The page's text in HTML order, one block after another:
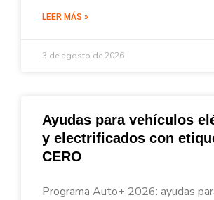
LEER MÁS »
3 de agosto de 2026
Ayudas para vehículos
y electrificados con
CERO
Programa Auto+ 2026: ayudas